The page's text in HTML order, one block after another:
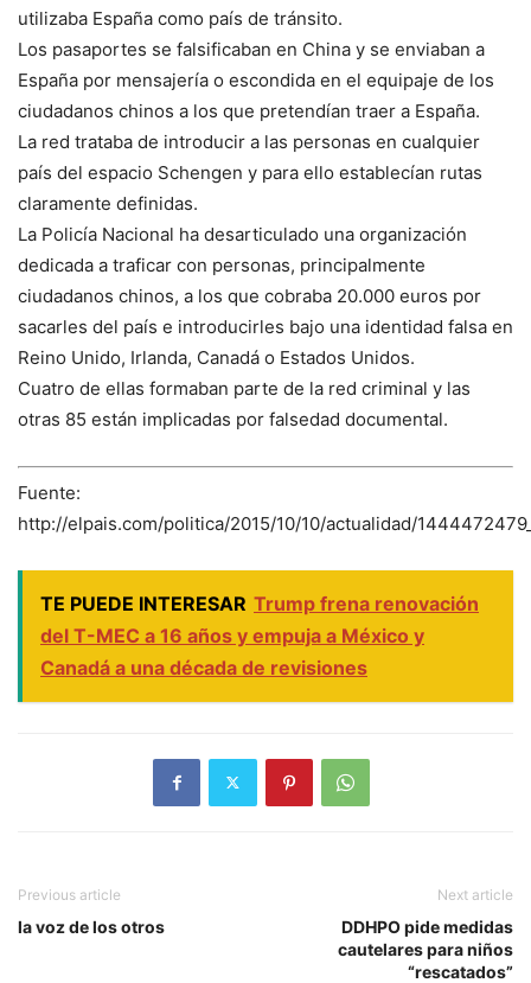
utilizaba España como país de tránsito.
Los pasaportes se falsificaban en China y se enviaban a
España por mensajería o escondida en el equipaje de los
ciudadanos chinos a los que pretendían traer a España.
La red trataba de introducir a las personas en cualquier
país del espacio Schengen y para ello establecían rutas
claramente definidas.
La Policía Nacional ha desarticulado una organización
dedicada a traficar con personas, principalmente
ciudadanos chinos, a los que cobraba 20.000 euros por
sacarles del país e introducirles bajo una identidad falsa en
Reino Unido, Irlanda, Canadá o Estados Unidos.
Cuatro de ellas formaban parte de la red criminal y las
otras 85 están implicadas por falsedad documental.
Fuente:
http://elpais.com/politica/2015/10/10/actualidad/
TE PUEDE INTERESAR Trump frena renovación
del T-MEC a 16 años y empuja a México y
Canadá a una década de revisiones
Previous article
la voz de los otros
Next article
DDHPO pide medidas
cautelares para niños
“rescatados”